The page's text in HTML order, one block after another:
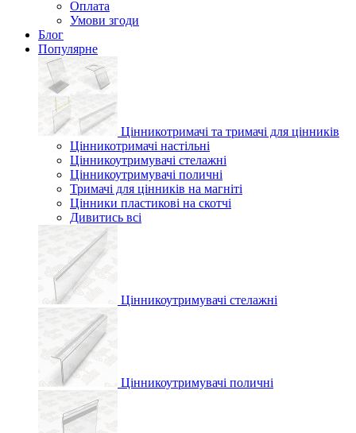
Оплата
Умови згоди
Блог
Популярне
Цінникотримачі та тримачі для цінників
Цінникотримачі настільні
Цінникоутримувачі стелажні
Цінникоутримувачі поличні
Тримачі для цінників на магніті
Цінники пластикові на скотчі
Дивитись всі
Цінникоутримувачі стелажні
Цінникоутримувачі поличні